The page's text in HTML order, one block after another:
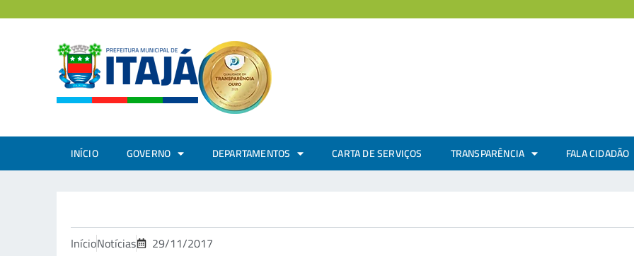
INÍCIO GOVERNO DEPARTAMENTOS CARTA DE SERVIÇOS TRANSPARÊNCIA FALA CIDADÃO
InícioNotícias 29/11/2017